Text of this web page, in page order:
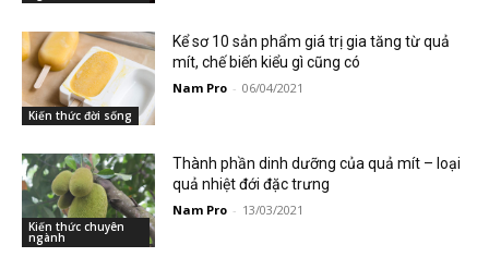
Kiến thức đời sống
Kể sơ 10 sản phẩm giá trị gia tăng từ quả
mít, chế biến kiểu gì cũng có
Nam Pro - 06/04/2021
Kiến thức chuyên
ngành
Thành phần dinh dưỡng của quả mít – loại
quả nhiệt đới đặc trưng
Nam Pro - 13/03/2021